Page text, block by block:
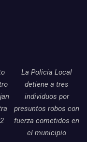
La Policia Local
detiene a tres
individuos por
presuntos robos con
fuerza cometidos en
el municipio